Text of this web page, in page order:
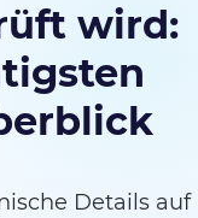
wird:
Details auf